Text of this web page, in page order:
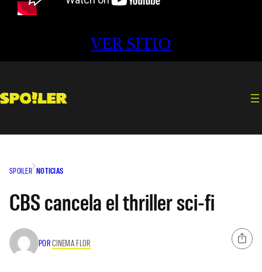
VER SITIO
SPOILER NOTICIAS
CBS cancela el thriller sci-fi
PORCINEMA FLOR